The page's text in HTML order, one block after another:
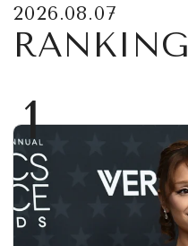
2026.08.07
RANKING
1